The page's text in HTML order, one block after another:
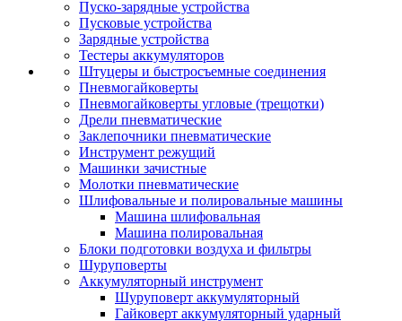
Пуско-зарядные устройства
Пусковые устройства
Зарядные устройства
Тестеры аккумуляторов
Штуцеры и быстросъемные соединения
Пневмогайковерты
Пневмогайковерты угловые (трещотки)
Дрели пневматические
Заклепочники пневматические
Инструмент режущий
Машинки зачистные
Молотки пневматические
Шлифовальные и полировальные машины
Машина шлифовальная
Машина полировальная
Блоки подготовки воздуха и фильтры
Шуруповерты
Аккумуляторный инструмент
Шуруповерт аккумуляторный
Гайковерт аккумуляторный ударный